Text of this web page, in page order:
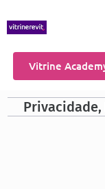
Vitrine
Privacidade,